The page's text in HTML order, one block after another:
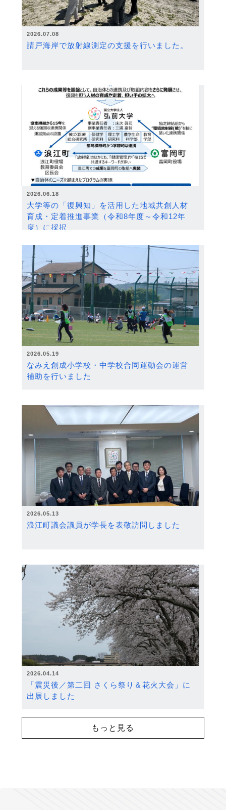
2026.07.08
請戸海岸で放射線測定の支援を行いました。
2026.06.18
大学等の「復興知」を活用した地域共創人材
育成・定着推進事業（令和8年度～令和12年
度）に採択
2026.05.19
なみえ創成小学校・中学校合同運動会の運営
補助を行いました
2026.05.13
浪江町議会議員が学長を表敬訪問しました
2026.04.14
「震災後／第二回 さくら祭り＆花火大会」に
出展しました
もっと見る